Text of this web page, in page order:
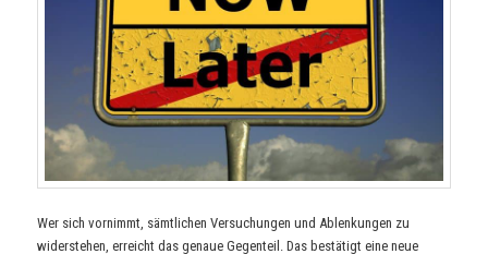
Wer sich vornimmt, sämtlichen Versuchungen und Ablenkungen zu
widerstehen, erreicht das genaue Gegenteil. Das bestätigt eine neue